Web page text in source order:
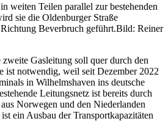
weiten Teilen parallel zur bestehenden
sie die Oldenburger Straße
Beverbruch geführt.Bild: Reiner
Gasleitung soll quer durch den
ist notwendig, weil seit Dezember 2022
in Wilhelmshaven ins deutsche
Leitungsnetz ist bereits durch
Norwegen und den Niederlanden
ein Ausbau der Transportkapazitäten